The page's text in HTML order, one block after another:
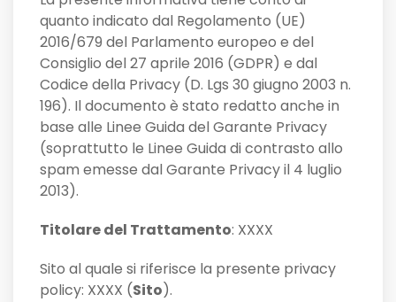
quanto indicato dal Regolamento (UE)
2016/679 del Parlamento europeo e del
Consiglio del 27 aprile 2016 (GDPR) e dal
Codice della Privacy (D. Lgs 30 giugno 2003 n.
196). Il documento è stato redatto anche in
base alle Linee Guida del Garante Privacy
(soprattutto le Linee Guida di contrasto allo
spam emesse dal Garante Privacy il 4 luglio
2013).
Titolare del Trattamento: XXXX
Sito al quale si riferisce la presente privacy
policy: XXXX (Sito).